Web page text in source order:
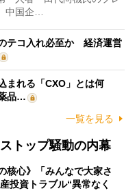
中国企…
テコ入れ必至か 経済運営
まれる「CXO」とは何
品…
一覧を見る
トップ騒動の内幕
核心》「みんなで大家さ
投資トラブル“異常なく